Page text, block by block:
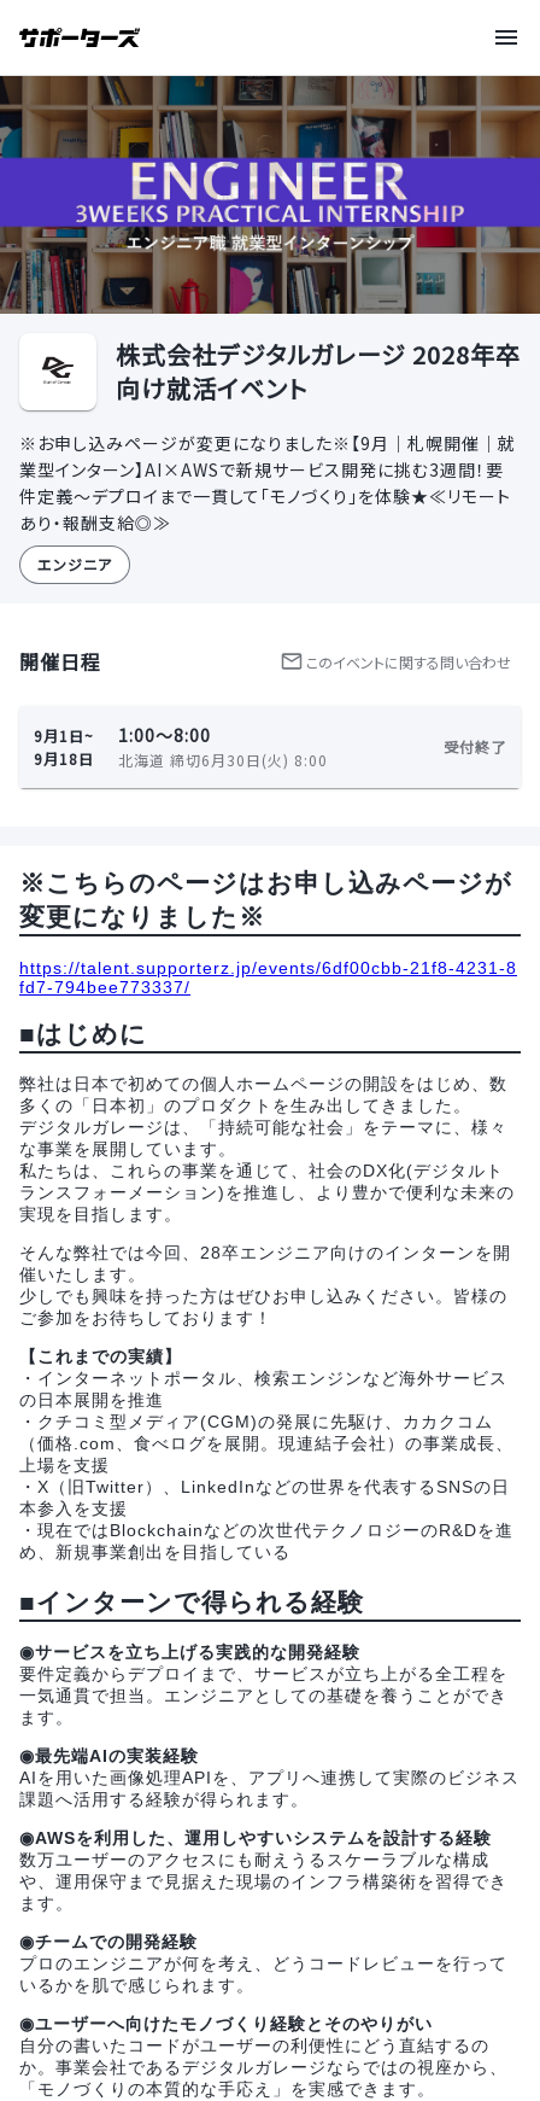
株式会社デジタルガレージ 2028年卒
向け就活イベント
※お申し込みページが変更になりました※【9月｜札幌開催｜就
業型インターン】AI×AWSで新規サービス開発に挑む3週間！要
件定義〜デプロイまで一貫して「モノづくり」を体験★≪リモート
あり・報酬支給◎≫
エンジニア
開催日程 このイベントに関する問い合わせ
9月1日~
9月18日
1:00〜8:00
北海道 締切6月30日(火) 8:00
受付終了
※こちらのページはお申し込みページが
変更になりました※
https://talent.supporterz.jp/events/6df00cbb-21f8-4231-8
fd7-794bee773337/
■はじめに
弊社は日本で初めての個人ホームページの開設をはじめ、数
多くの「日本初」のプロダクトを生み出してきました。
デジタルガレージは、「持続可能な社会」をテーマに、様々
な事業を展開しています。
私たちは、これらの事業を通じて、社会のDX化(デジタルト
ランスフォーメーション)を推進し、より豊かで便利な未来の
実現を目指します。
そんな弊社では今回、28卒エンジニア向けのインターンを開
催いたします。
少しでも興味を持った方はぜひお申し込みください。皆様の
ご参加をお待ちしております！
【これまでの実績】
・インターネットポータル、検索エンジンなど海外サービス
の日本展開を推進
・クチコミ型メディア(CGM)の発展に先駆け、カカクコム
（価格.com、食べログを展開。現連結子会社）の事業成長、
上場を支援
・X（旧Twitter）、LinkedInなどの世界を代表するSNSの日
本参入を支援
・現在ではBlockchainなどの次世代テクノロジーのR&Dを進
め、新規事業創出を目指している
■インターンで得られる経験
◉サービスを立ち上げる実践的な開発経験
要件定義からデプロイまで、サービスが立ち上がる全工程を
一気通貫で担当。エンジニアとしての基礎を養うことができ
ます。
◉最先端AIの実装経験
AIを用いた画像処理APIを、アプリへ連携して実際のビジネス
課題へ活用する経験が得られます。
◉AWSを利用した、運用しやすいシステムを設計する経験
数万ユーザーのアクセスにも耐えうるスケーラブルな構成
や、運用保守まで見据えた現場のインフラ構築術を習得でき
ます。
◉チームでの開発経験
プロのエンジニアが何を考え、どうコードレビューを行って
いるかを肌で感じられます。
◉ユーザーへ向けたモノづくり経験とそのやりがい
自分の書いたコードがユーザーの利便性にどう直結するの
か。事業会社であるデジタルガレージならではの視座から、
「モノづくりの本質的な手応え」を実感できます。